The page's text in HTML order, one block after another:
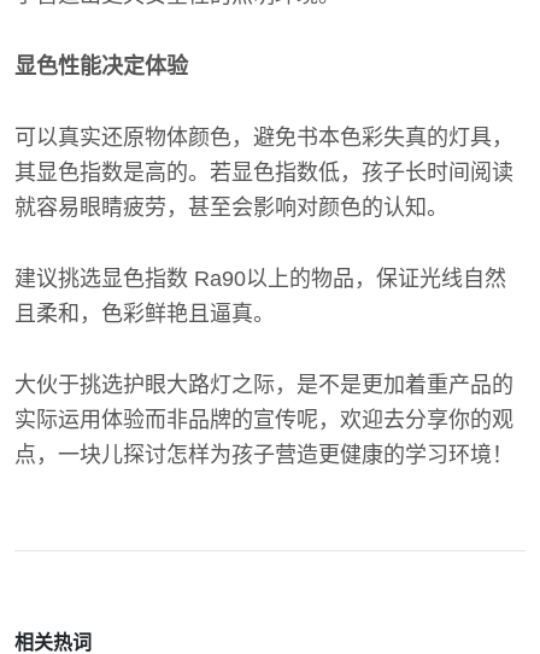
显色性能决定体验
可以真实还原物体颜色，避免书本色彩失真的灯具，
其显色指数是高的。若显色指数低，孩子长时间阅读
就容易眼睛疲劳，甚至会影响对颜色的认知。
建议挑选显色指数 Ra90以上的物品，保证光线自然
且柔和，色彩鲜艳且逼真。
大伙于挑选护眼大路灯之际，是不是更加着重产品的
实际运用体验而非品牌的宣传呢，欢迎去分享你的观
点，一块儿探讨怎样为孩子营造更健康的学习环境！
相关热词